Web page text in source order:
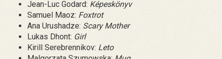
Jean-Luc Godard: Képeskönyv
Samuel Maoz: Foxtrot
Ana Urushadze: Scary Mother
Lukas Dhont: Girl
Kirill Serebrennikov: Leto